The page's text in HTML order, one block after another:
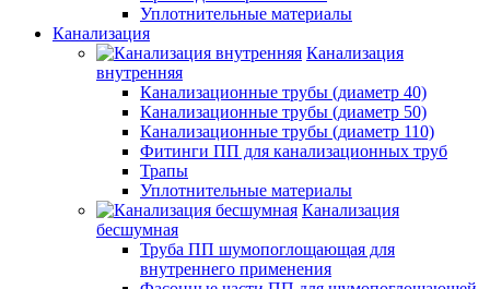
Уплотнительные материалы
Канализация
Канализация
внутренняя
Канализационные трубы (диаметр 40)
Канализационные трубы (диаметр 50)
Канализационные трубы (диаметр 110)
Фитинги ПП для канализационных труб
Трапы
Уплотнительные материалы
Канализация
бесшумная
Труба ПП шумопоглощающая для
внутреннего применения